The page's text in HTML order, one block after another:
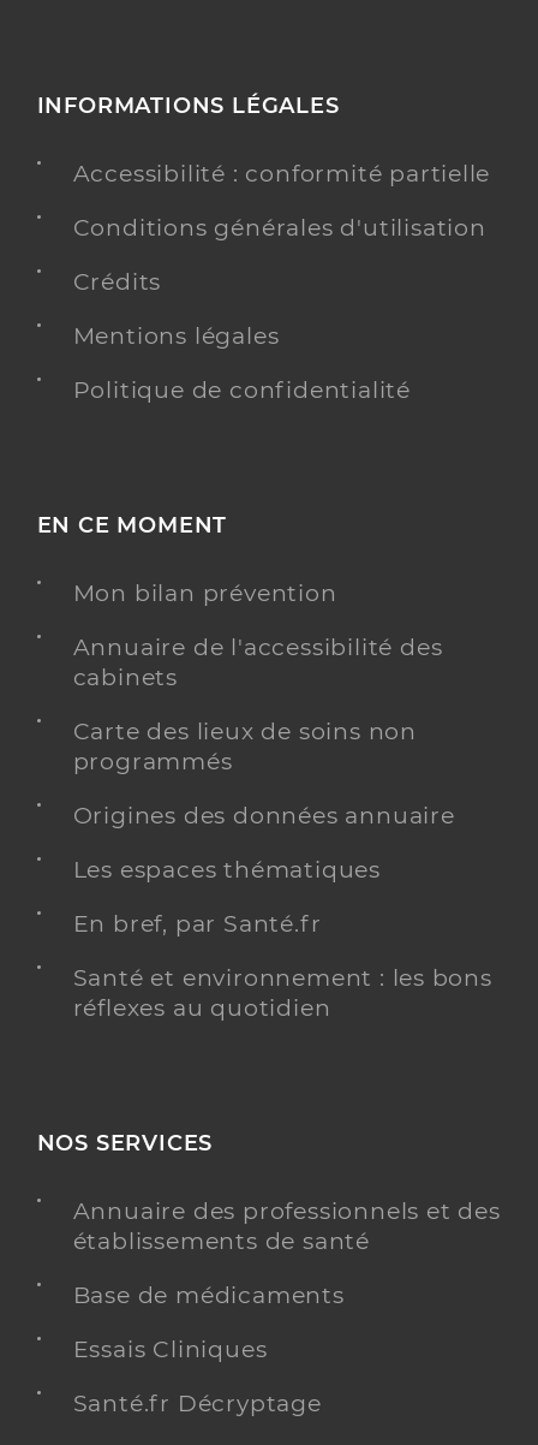
INFORMATIONS LÉGALES
Accessibilité : conformité partielle
Conditions générales d'utilisation
Crédits
Mentions légales
Politique de confidentialité
EN CE MOMENT
Mon bilan prévention
Annuaire de l'accessibilité des
cabinets
Carte des lieux de soins non
programmés
Origines des données annuaire
Les espaces thématiques
En bref, par Santé.fr
Santé et environnement : les bons
réflexes au quotidien
NOS SERVICES
Annuaire des professionnels et des
établissements de santé
Base de médicaments
Essais Cliniques
Santé.fr Décryptage